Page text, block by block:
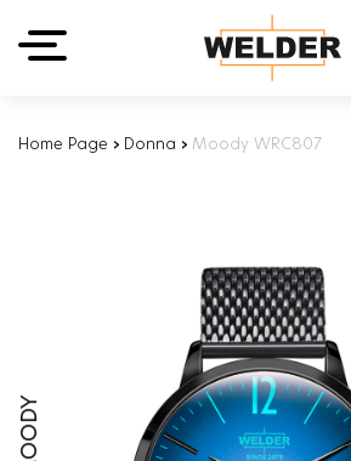
Home Page › Donna › Moody WRC807
MOODY